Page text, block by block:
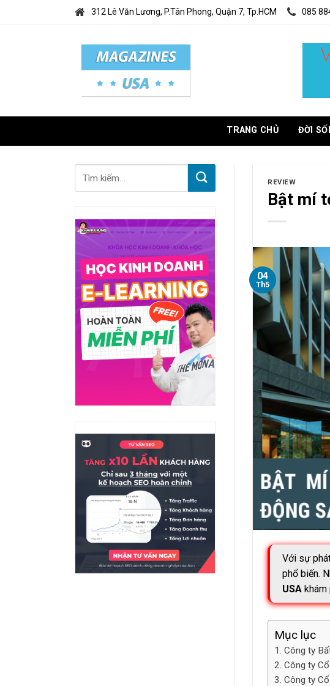
312 Lê Văn Lương, P.Tân Phong, Quận 7, Tp.HCM 085
TRANG CHỦ ĐỜI
REVIEW
Bật mí
04
Th5
Với sự
phổ biến.
USA khám
Mục lục
Công ty
Công ty
Công ty